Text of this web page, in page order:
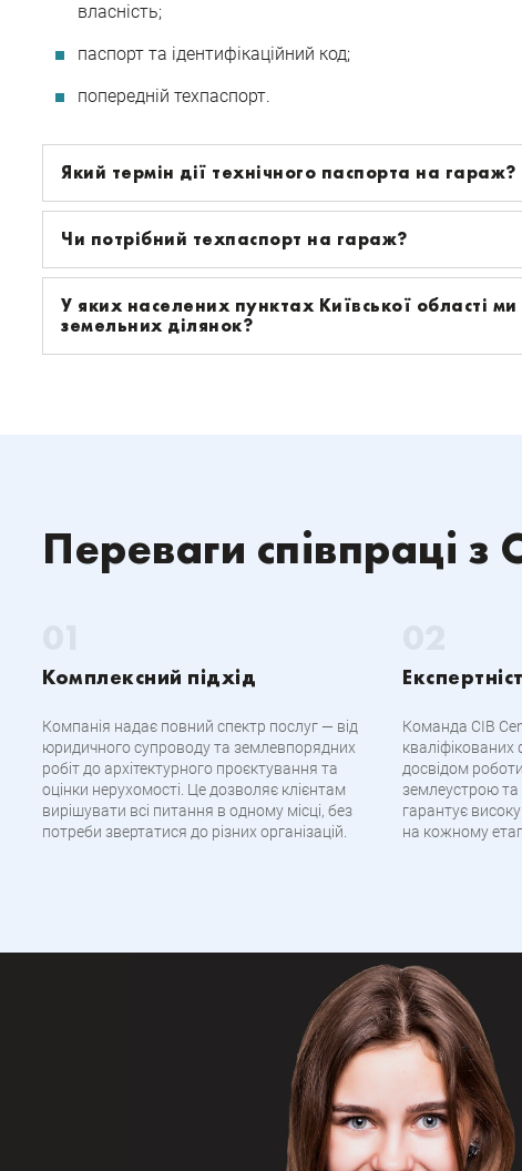
власність;
паспорт та ідентифікаційний код;
попередній техпаспорт.
Який термін дії технічного паспорта на гараж?
Чи потрібний техпаспорт на гараж?
У яких населених пунктах Київської області
земельних ділянок?
Переваги співпраці з
Комплексний підхід
Компанія надає повний спектр послуг — від
юридичного супроводу та землевпорядних
робіт до архітектурного проєктування та
оцінки нерухомості. Це дозволяє клієнтам
вирішувати всі питання в одному місці, без
потреби звертатися до різних організацій.
Команда CIB
кваліфікованих
досвідом
землеустрою
гарантує
на кожному